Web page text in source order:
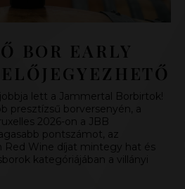
BOR EARLY
lett a Jammertal Borbirtok!
presztízsű borversenyén, a
2026-on a JBB
pontszámot, az
Red Wine díjat mintegy hat és
kategóriájában a villányi